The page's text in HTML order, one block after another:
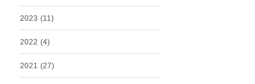
2023 (11)
2022 (4)
2021 (27)